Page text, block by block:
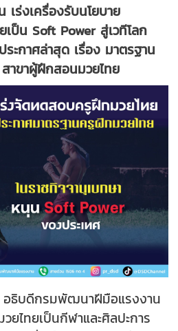
ร่งเครื่องรับนโยบาย
ป็น Soft Power สู่เวทีโลก
ะกาศล่าสุด เรื่อง มาตรฐาน
าขาผู้ฝึกสอนมวยไทย
อธิบดีกรมพัฒนาฝีมือแรงงาน
ยไทยเป็นกีฬาและศิลปะการ